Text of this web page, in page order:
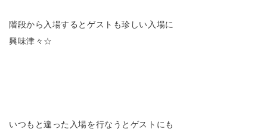
階段から入場するとゲストも珍しい入場に
興味津々☆
いつもと違った入場を行なうとゲストにも